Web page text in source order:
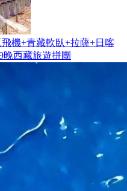
機+青藏軟臥+拉薩+日喀
晚西藏旅遊拼團